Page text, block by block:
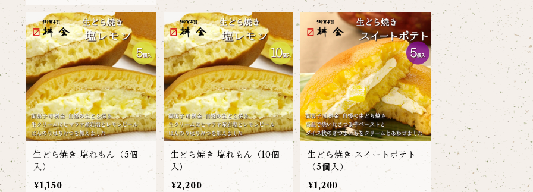
生どら焼き 塩れもん（5個
入）
¥1,150
生どら焼き 塩れもん（10個
入）
¥2,200
生どら焼き スイートポテト
（5個入）
¥1,200